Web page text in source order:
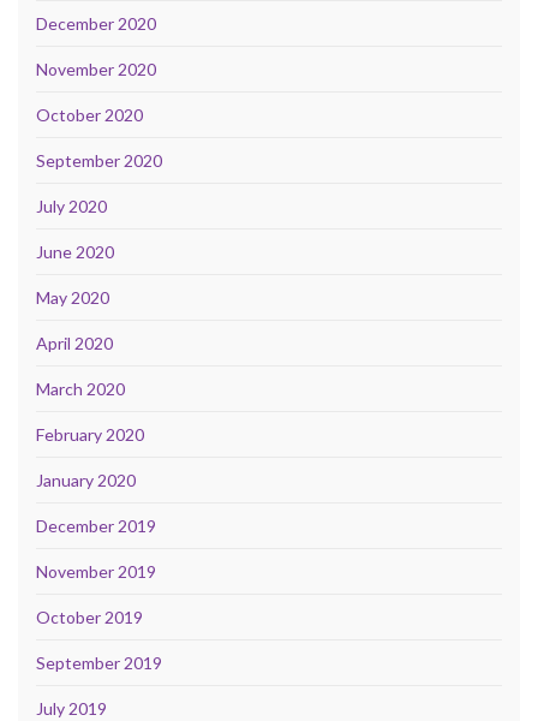
December 2020
November 2020
October 2020
September 2020
July 2020
June 2020
May 2020
April 2020
March 2020
February 2020
January 2020
December 2019
November 2019
October 2019
September 2019
July 2019